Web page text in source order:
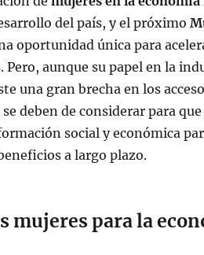
del país, y el próximo
oportunidad única para
Pero, aunque su papel en la
una gran brecha en los
deben de considerar para
social y económica
a largo plazo.
mujeres para la